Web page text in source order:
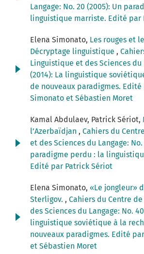
Langage: No. 20 (2005): Un
linguistique marriste. Edité par
Elena Simonato, Les rouges et
Décryptage linguistique ,
Linguistique et des Sciences du
(2014): La linguistique
de nouveaux paradigmes. Edité
Simonato et Sébastien Moret
Kamal Abdulaev, Patrick Sériot,
l’Azerbaïdjan , Cahiers du
et des Sciences du Langage: No.
paradigme perdu : la
Edité par Patrick Sériot
Elena Simonato, «Le jongleur»
Sterligov. , Cahiers du Centre
des Sciences du Langage: No.
linguistique soviétique à la
nouveaux paradigmes. Edité
et Sébastien Moret